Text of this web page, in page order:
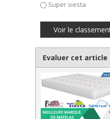
Super siesta
Evaluer cet article